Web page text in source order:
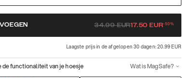
34.99EUR17.50 EUR-50%
Laagste prijs in de afgelopen 30 dagen: 20.99 EUR
de functionaliteit van je hoesje Wat is MagSafe?